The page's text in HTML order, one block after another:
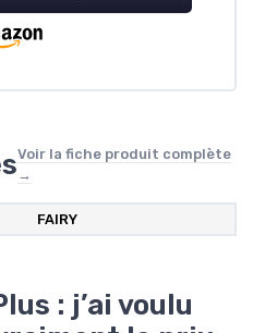
Voir la fiche produit complète
→
FAIRY
: j’ai voulu